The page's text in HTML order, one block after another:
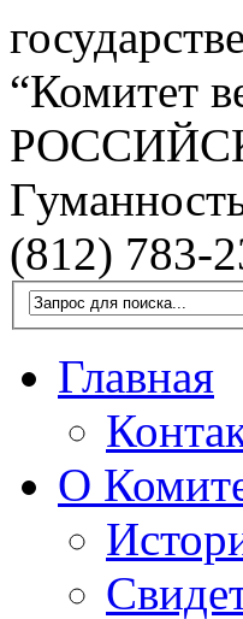
“Комитет
(812) 783-
Главная
О